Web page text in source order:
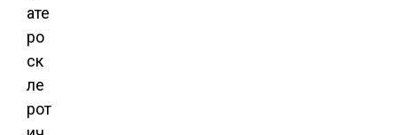
ате
ро
ск
ле
рот